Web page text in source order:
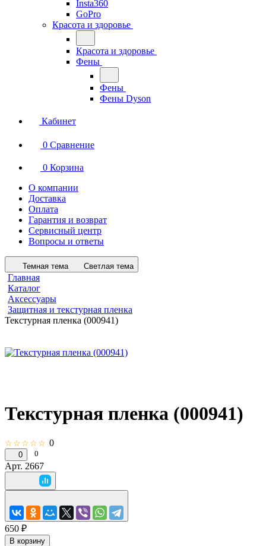
Insta360
GoPro
Красота и здоровье
Красота и здоровье
Фены
Фены
Фены Dyson
Кабинет
0 Сравнение
0 Корзина
О компании
Доставка
Оплата
Гарантия и возврат
Сервисный центр
Вопросы и ответы
Темная тема Светлая тема
Главная
Каталог
Аксессуары
Защитная и текстурная пленка
Текстурная пленка (000941)
Текстурная пленка (000941)
☆☆☆☆☆ 0
0 0
Арт. 2667
650 ₽
В корзину